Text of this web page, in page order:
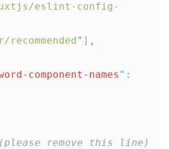
eslint-config-
" ] ,
component-names " :
remove this line)